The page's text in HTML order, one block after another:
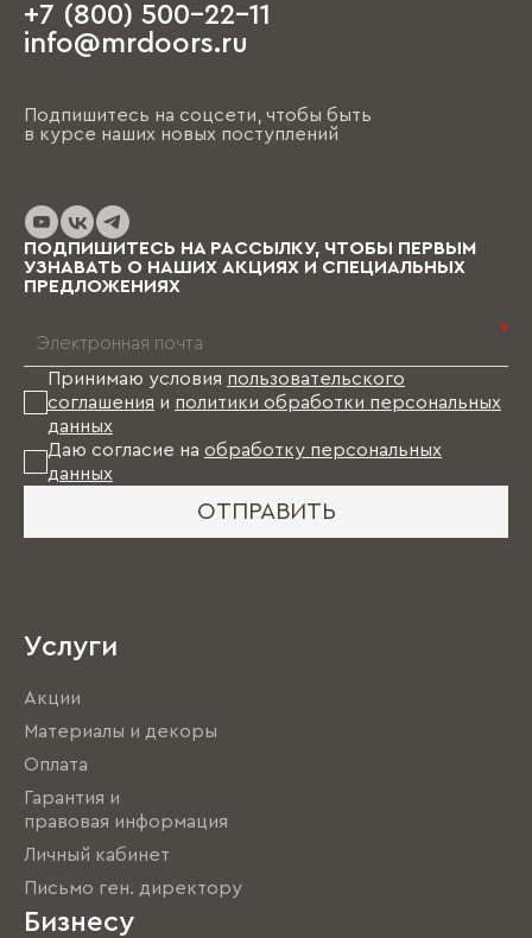
+7 (800) 500-22-11
info@mrdoors.ru
Подпишитесь на соцсети, чтобы быть
в курсе наших новых поступлений
ПОДПИШИТЕСЬ НА РАССЫЛКУ, ЧТОБЫ ПЕРВЫМ
УЗНАВАТЬ О НАШИХ АКЦИЯХ И СПЕЦИАЛЬНЫХ
ПРЕДЛОЖЕНИЯХ
*
Принимаю условия пользовательского
соглашения и политики обработки персональных
данных
Даю согласие на обработку персональных
данных
ОТПРАВИТЬ
Услуги
Акции
Материалы и декоры
Оплата
Гарантия и
правовая информация
Личный кабинет
Письмо ген. директору
Бизнесу